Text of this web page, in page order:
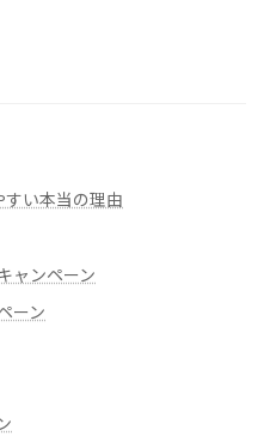
すい本当の理由
ャンペーン
ーン